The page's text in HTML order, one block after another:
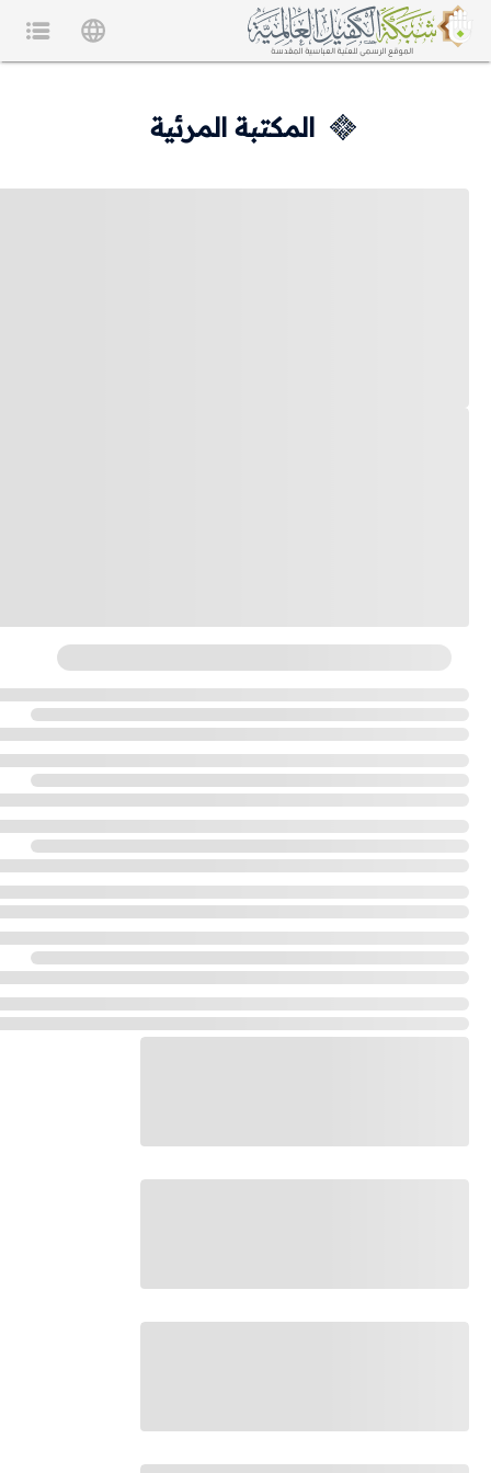
المكتبة المرئية